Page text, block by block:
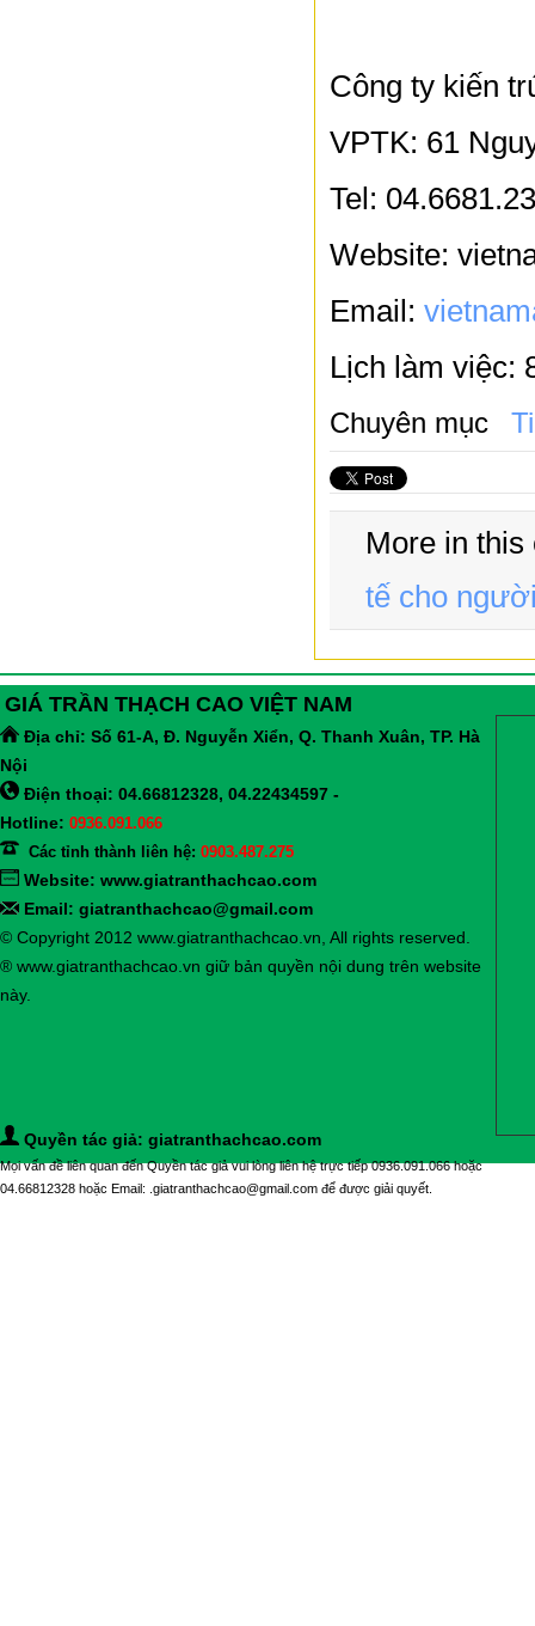
Công ty kiến
VPTK: 61
Tel:
Website:
Email:
Lịch làm việc:
Chuyên mục
More in this
tế cho
GIÁ TRẦN THẠCH CAO VIỆT NAM
Địa chỉ: Số 61-A, Đ. Nguyễn Xiển, Q. Thanh Xuân, TP. Hà
Nội
Điện thoại: 04.66812328, 04.22434597 -
Hotline: 0936.091.066
Các tỉnh thành liên hệ: 0903.487.275
Website: www.giatranthachcao.com
Email: giatranthachcao@gmail.com
© Copyright 2012 www.giatranthachcao.vn, All rights reserved.
® www.giatranthachcao.vn giữ bản quyền nội dung trên website
này.
Quyền tác giả: giatranthachcao.com
Mọi vấn đề liên quan đến Quyền tác giả vui lòng liên hệ trực tiếp 0936.091.066 hoặc
04.66812328 hoặc Email: .giatranthachcao@gmail.com để được giải quyết.